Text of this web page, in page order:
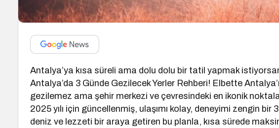
Antalya’ya kısa süreli ama dolu dolu bir tatil yapmak
Antalya’da 3 Günde Gezilecek Yerler Rehberi! Elbette
gezilemez ama şehir merkezi ve çevresindeki en ikonik
2025 yılı için güncellenmiş, ulaşımı kolay, deneyimi zengin bir
deniz ve lezzeti bir araya getiren bu planla, kısa sürede